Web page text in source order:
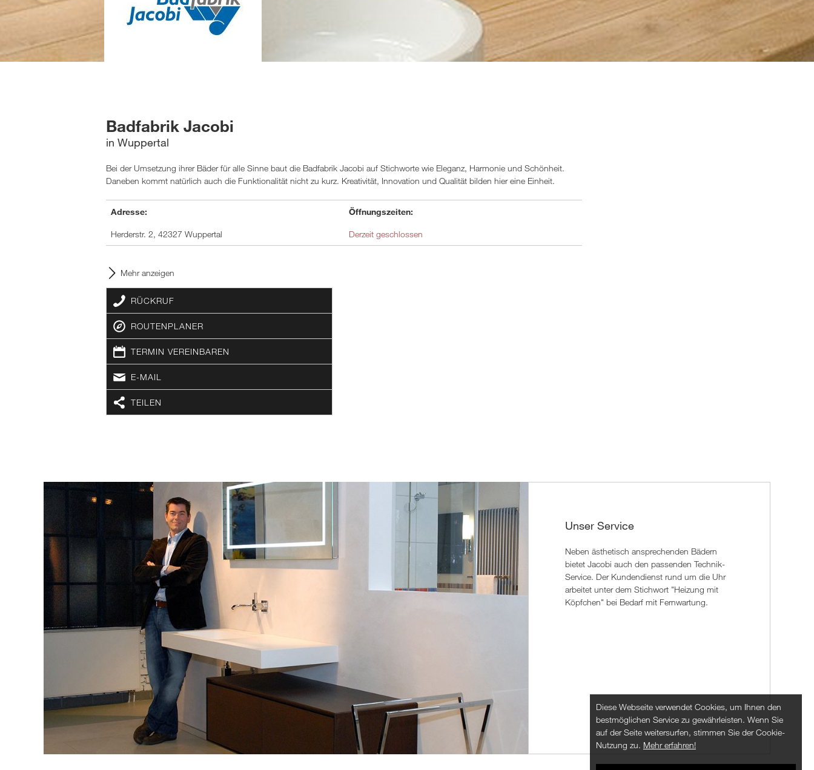
Badfabrik Jacobi
in Wuppertal
Bei der Umsetzung ihrer Bäder für alle Sinne baut die Badfabrik Jacobi auf Stichworte wie Eleganz, Harmonie und Schönheit.
Daneben kommt natürlich auch die Funktionalität nicht zu kurz. Kreativität, Innovation und Qualität bilden hier eine Einheit.
Adresse: Öffnungszeiten:
Herderstr. 2, 42327 Wuppertal Derzeit geschlossen
Mehr anzeigen
RÜCKRUF
ROUTENPLANER
TERMIN VEREINBAREN
E-MAIL
TEILEN
Unser Service
Neben ästhetisch ansprechenden Bädern
bietet Jacobi auch den passenden Technik-
Service. Der Kundendienst rund um die Uhr
arbeitet unter dem Stichwort "Heizung mit
Köpfchen" bei Bedarf mit Fernwartung.
Diese Webseite verwendet Cookies, um Ihnen den
bestmöglichen Service zu gewährleisten. Wenn Sie
auf der Seite weitersurfen, stimmen Sie der Cookie-
Nutzung zu. Mehr erfahren!